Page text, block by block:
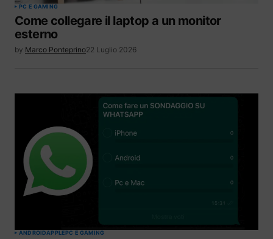
PC E GAMING
Come collegare il laptop a un monitor
esterno
by Marco Ponteprino22 Luglio 2026
ANDROIDAPPLEPC E GAMING